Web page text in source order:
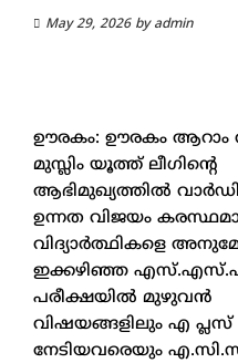
May 29, 2026by admin
ഊരകം: ഊരകം ആറാം
മുസ്ലിം യൂത്ത് ലീഗിന്റെ
ആഭിമുഖ്യത്തിൽ
ഉന്നത വിജയം
വിദ്യാർത്ഥികളെ
ഇക്കഴിഞ്ഞ
പരീക്ഷയിൽ മുഴുവൻ
വിഷയങ്ങളിലും എ പ്ലസ്
നേടിയവരെയും